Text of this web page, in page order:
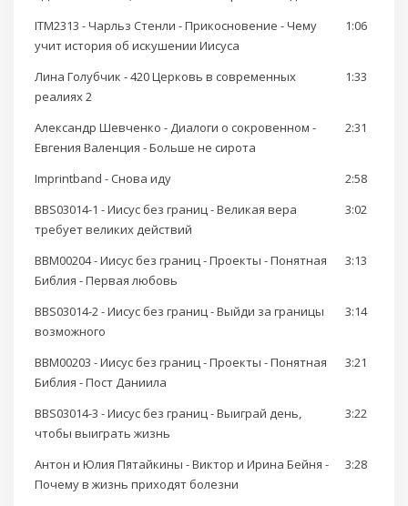
ITM2313 - Чарльз Стенли - Прикосновение - Чему
учит история об искушении Иисуса
1:06
Лина Голубчик - 420 Церковь в современных
реалиях 2
1:33
Александр Шевченко - Диалоги о сокровенном -
Евгения Валенция - Больше не сирота
2:31
Imprintband - Снова иду
2:58
BBS03014-1 - Иисус без границ - Великая вера
требует великих действий
3:02
BBM00204 - Иисус без границ - Проекты - Понятная
Библия - Первая любовь
3:13
BBS03014-2 - Иисус без границ - Выйди за границы
возможного
3:14
BBM00203 - Иисус без границ - Проекты - Понятная
Библия - Пост Даниила
3:21
BBS03014-3 - Иисус без границ - Выиграй день,
чтобы выиграть жизнь
3:22
Антон и Юлия Пятайкины - Виктор и Ирина Бейня -
Почему в жизнь приходят болезни
3:28